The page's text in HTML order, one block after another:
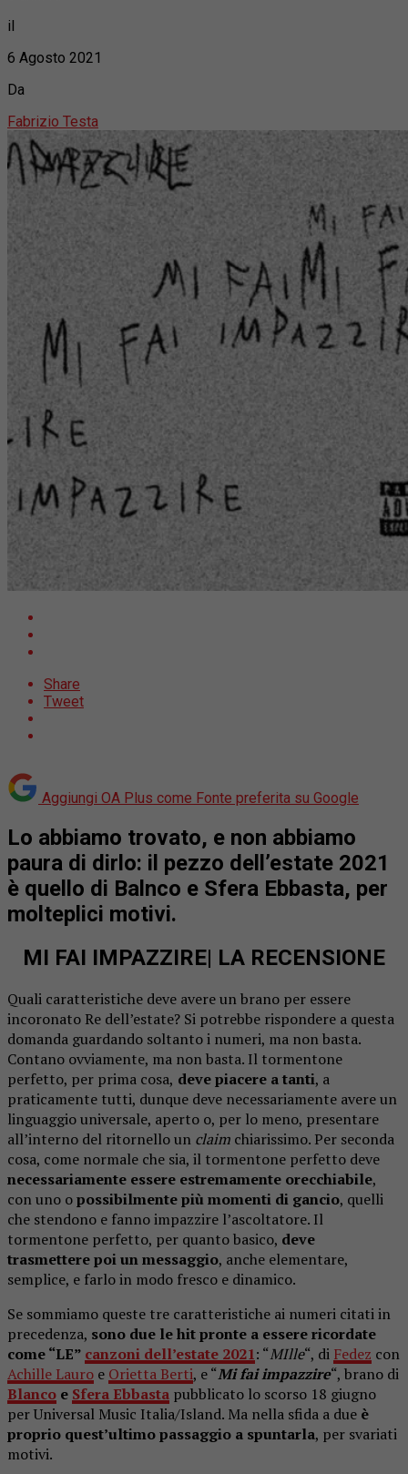
il
6 Agosto 2021
Da
Fabrizio Testa
Share
Tweet
Aggiungi OA Plus come Fonte preferita su Google
Lo abbiamo trovato, e non abbiamo
paura di dirlo: il pezzo dell’estate 2021
è quello di Balnco e Sfera Ebbasta, per
molteplici motivi.
MI FAI IMPAZZIRE| LA RECENSIONE
Quali caratteristiche deve avere un brano per essere
incoronato Re dell’estate? Si potrebbe rispondere a questa
domanda guardando soltanto i numeri, ma non basta.
Contano ovviamente, ma non basta. Il tormentone
perfetto, per prima cosa, deve piacere a tanti, a
praticamente tutti, dunque deve necessariamente avere un
linguaggio universale, aperto o, per lo meno, presentare
all’interno del ritornello un claim chiarissimo. Per seconda
cosa, come normale che sia, il tormentone perfetto deve
necessariamente essere estremamente orecchiabile,
con uno opossibilmente più momenti di gancio, quelli
che stendono e fanno impazzire l’ascoltatore. Il
tormentone perfetto, per quanto basico, deve
trasmettere poi un messaggio, anche elementare,
semplice, e farlo in modo fresco e dinamico.
Se sommiamo queste tre caratteristiche ai numeri citati in
precedenza, sono due le hit pronte a essere ricordate
come “LE” canzoni dell’estate 2021: “MIlle“, di Fedez con
Achille Lauro e Orietta Berti, e “Mi fai impazzire“, brano di
Blanco e Sfera Ebbasta pubblicato lo scorso 18 giugno
per Universal Music Italia/Island. Ma nella sfida a due è
proprio quest’ultimo passaggio a spuntarla, per svariati
motivi.